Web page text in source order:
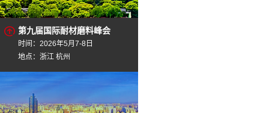
第九届国际耐材磨料峰会
时间：2026年5月7-8日
地点：浙江 杭州